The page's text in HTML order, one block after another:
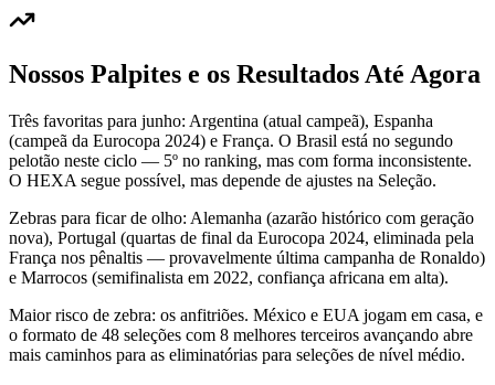
Nossos Palpites e os Resultados Até Agora
Três favoritas para junho: Argentina (atual campeã), Espanha
(campeã da Eurocopa 2024) e França. O Brasil está no segundo
pelotão neste ciclo — 5º no ranking, mas com forma inconsistente.
O HEXA segue possível, mas depende de ajustes na Seleção.
Zebras para ficar de olho: Alemanha (azarão histórico com geração
nova), Portugal (quartas de final da Eurocopa 2024, eliminada pela
França nos pênaltis — provavelmente última campanha de Ronaldo)
e Marrocos (semifinalista em 2022, confiança africana em alta).
Maior risco de zebra: os anfitriões. México e EUA jogam em casa, e
o formato de 48 seleções com 8 melhores terceiros avançando abre
mais caminhos para as eliminatórias para seleções de nível médio.